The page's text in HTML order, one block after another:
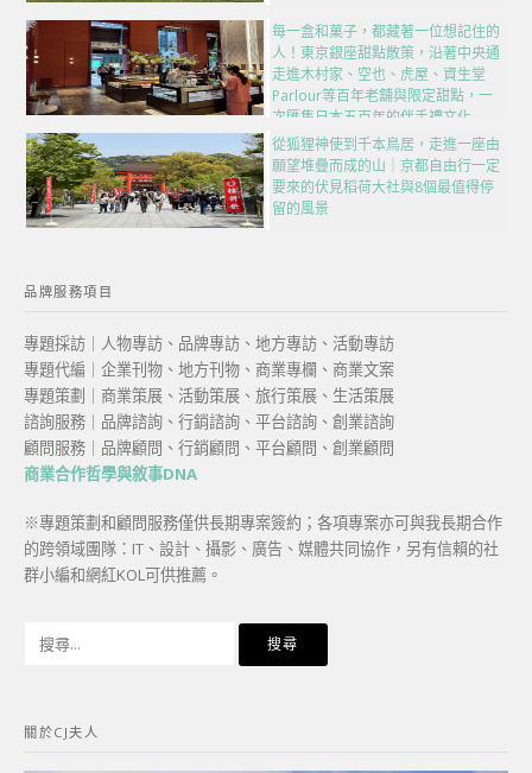
每一盒和菓子，都藏著一位想記住的
人！東京銀座甜點散策，沿著中央通
走進木村家、空也、虎屋、資生堂
Parlour等百年老舖與限定甜點，一
次匯集日本五百年的伴手禮文化
從狐狸神使到千本鳥居，走進一座由
願望堆疊而成的山｜京都自由行一定
要來的伏見稻荷大社與8個最值得停
留的風景
品牌服務項目
專題採訪｜人物專訪、品牌專訪、地方專訪、活動專訪
專題代編｜企業刊物、地方刊物、商業專欄、商業文案
專題策劃｜商業策展、活動策展、旅行策展、生活策展
諮詢服務｜品牌諮詢、行銷諮詢、平台諮詢、創業諮詢
顧問服務｜品牌顧問、行銷顧問、平台顧問、創業顧問
商業合作哲學與敘事DNA
※專題策劃和顧問服務僅供長期專案簽約；各項專案亦可與我長期合作
的跨領域團隊：IT、設計、攝影、廣告、媒體共同協作，另有信賴的社
群小編和網紅KOL可供推薦。
字:
關於CJ夫人